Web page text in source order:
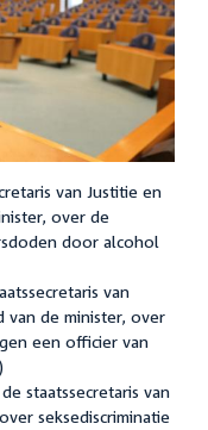
van Justitie en
over de
door alcohol
van
van de minister, over
een officier van
)
staatssecretaris van
seksediscriminatie